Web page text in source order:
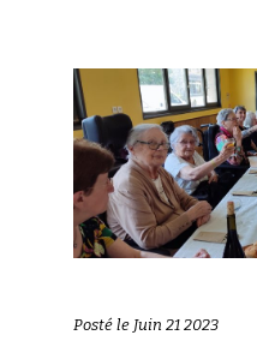
Posté le Juin 21 2023